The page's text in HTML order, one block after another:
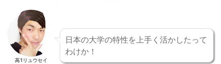
高1リュウセイ
日本の大学の特性を上手く活かしたって
わけか！